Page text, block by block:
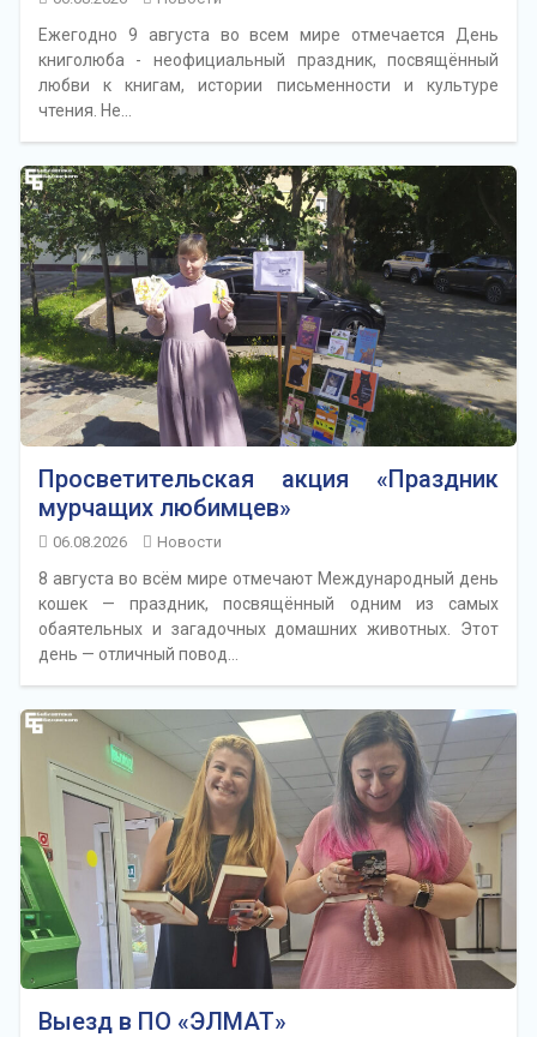
Ежегодно 9 августа во всем мире отмечается День
книголюба - неофициальный праздник, посвящённый
любви к книгам, истории письменности и культуре
чтения. Не…
Просветительская акция «Праздник
мурчащих любимцев»
06.08.2026 Новости
8 августа во всём мире отмечают Международный день
кошек — праздник, посвящённый одним из самых
обаятельных и загадочных домашних животных. Этот
день — отличный повод…
Выезд в ПО «ЭЛМАТ»